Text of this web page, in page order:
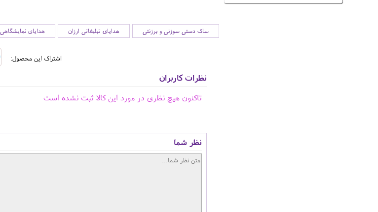
ساک دستی سوزنی و برزنتی هدایای تبلیغاتی ارزان هدایای نمایشگاهی
اشتراک این محصول:
نظرات کاربران
تاکنون هیچ نظری در مورد این کالا ثبت نشده است
نظر شما